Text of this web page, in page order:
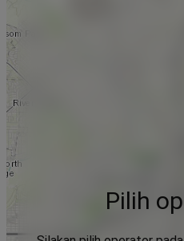
Pilih